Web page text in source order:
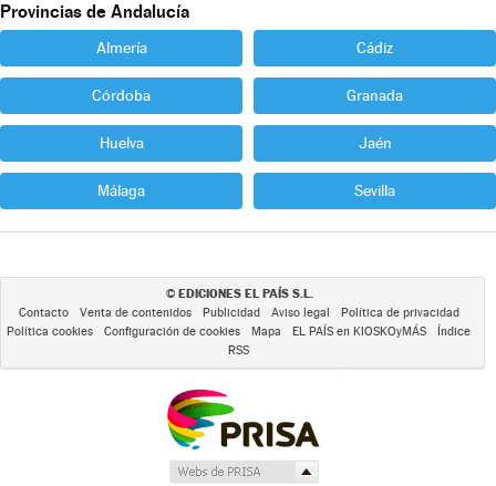
Provincias de Andalucía
Almería Cádiz
Córdoba Granada
Huelva Jaén
Málaga Sevilla
© EDICIONES EL PAÍS S.L.
Contacto Venta de contenidos Publicidad Aviso legal
Política de privacidad
Política cookies
Configuración de cookies Mapa EL PAÍS en KIOSKOyMÁS
Índice
RSS